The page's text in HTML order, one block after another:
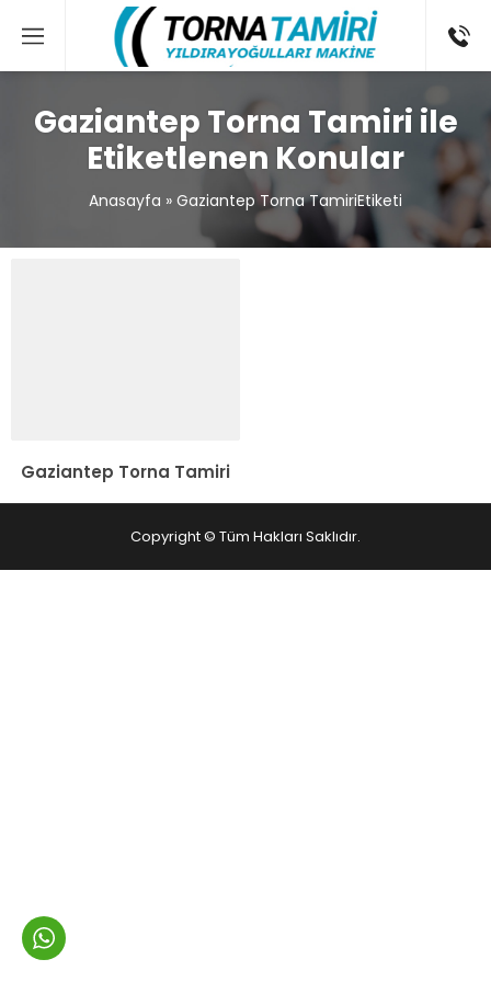
Gaziantep Torna Tamiri ile
Etiketlenen Konular
Anasayfa » Gaziantep Torna TamiriEtiketi
Gaziantep Torna Tamiri
Copyright © Tüm Hakları Saklıdır.